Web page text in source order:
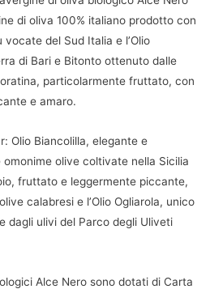
di oliva 100% italiano prodotto con
del Sud Italia e l’Olio
di Bari e Bitonto ottenuto dalle
particolarmente fruttato, con
e amaro.
Olio Biancolilla, elegante e
olive coltivate nella Sicilia
fruttato e leggermente piccante,
calabresi e l’Olio Ogliarola, unico
dagli ulivi del Parco degli Uliveti
Alce Nero sono dotati di Carta